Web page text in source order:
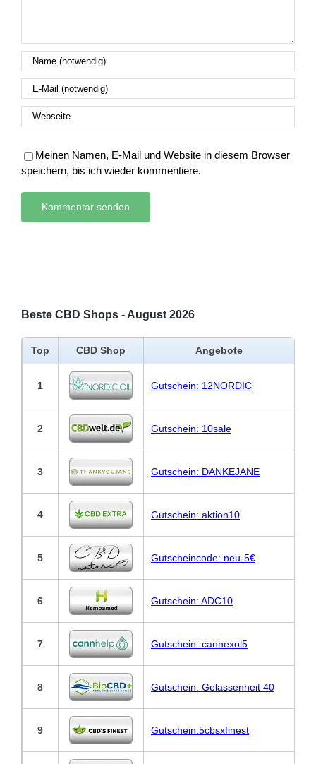
Meinen Namen, E-Mail und Website in diesem Browser
speichern, bis ich wieder kommentiere.
Beste CBD Shops - August 2026
Top CBD Shop Angebote
1 Gutschein: 12NORDIC
2 Gutschein: 10sale
3 Gutschein: DANKEJANE
4 Gutschein: aktion10
5 Gutscheincode: neu-5€
6 Gutschein: ADC10
7 Gutschein: cannexol5
8 Gutschein: Gelassenheit 40
9 Gutschein:5cbsxfinest